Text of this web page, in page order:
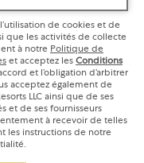
de cookies et de
que les activités de collecte
à notre Politique de
et acceptez lesConditions
et l’obligation d’arbitrer
acceptez également de
LLC ainsi que de ses
et de ses fournisseurs
à recevoir de telles
les instructions de notre